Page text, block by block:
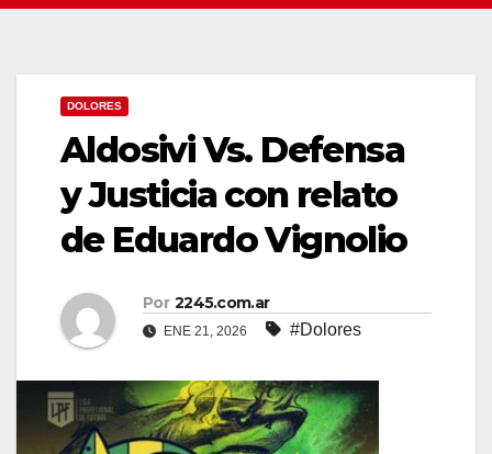
DOLORES
Aldosivi Vs. Defensa
y Justicia con relato
de Eduardo Vignolio
Por 2245.com.ar
ENE 21, 2026 #Dolores